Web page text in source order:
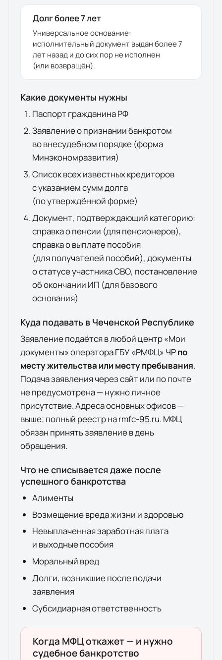
Долг более 7 лет
Универсальное основание:
исполнительный документ выдан более 7
лет назад и до сих пор не исполнен
(или возвращён).
Какие документы нужны
Паспорт гражданина РФ
Заявление о признании банкротом
во внесудебном порядке (форма
Минэкономразвития)
Список всех известных кредиторов
с указанием сумм долга
(по утверждённой форме)
Документ, подтверждающий категорию:
справка о пенсии (для пенсионеров),
справка о выплате пособия
(для получателей пособий), документы
о статусе участника СВО, постановление
об окончании ИП (для базового
основания)
Куда подавать в Чеченской Республике
Заявление подаётся в любой центр «Мои
документы» оператораГБУ «РМФЦ» ЧРпо
месту жительства или месту пребывания.
Подача заявления через сайт или по почте
не предусмотрена — нужно личное
присутствие. Адреса основных офисов —
выше; полный реестр наrmfc-95.ru. МФЦ
обязан принять заявление в день
обращения.
Что не списывается даже после
успешного банкротства
Алименты
Возмещение вреда жизни и здоровью
Невыплаченная заработная плата
и выходные пособия
Моральный вред
Долги, возникшие после подачи
заявления
Субсидиарная ответственность
Когда МФЦ откажет — и нужно
судебное банкротство